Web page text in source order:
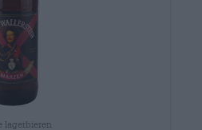
lagerbieren